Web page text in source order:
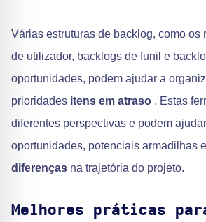
Várias estruturas de backlog, como os
de utilizador, backlogs de funil e
oportunidades, podem ajudar a
prioridades itens em atraso . Estas
diferentes perspectivas e podem
oportunidades, potenciais armadilhas e
diferenças na trajetória do projeto.
Melhores práticas